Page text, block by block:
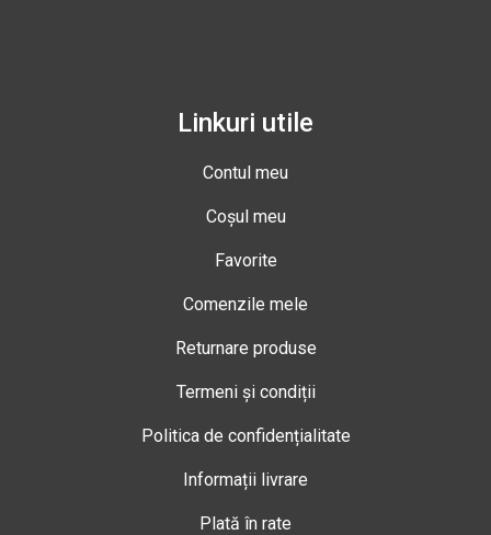
Linkuri utile
Contul meu
Coșul meu
Favorite
Comenzile mele
Returnare produse
Termeni și condiții
Politica de confidențialitate
Informații livrare
Plată în rate